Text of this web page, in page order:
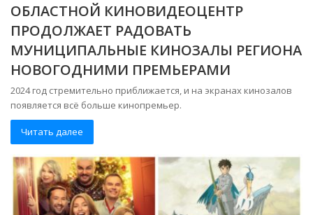
ОБЛАСТНОЙ КИНОВИДЕОЦЕНТР
ПРОДОЛЖАЕТ РАДОВАТЬ
МУНИЦИПАЛЬНЫЕ КИНОЗАЛЫ РЕГИОНА
НОВОГОДНИМИ ПРЕМЬЕРАМИ
2024 год стремительно приближается, и на экранах кинозалов
появляется всё больше кинопремьер.
Читать далее